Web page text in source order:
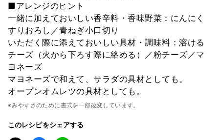
■アレンジのヒント
一緒に加えておいしい香辛料・香味野菜：にんにく
すりおろし／青ねぎ小口切り
いただく際に添えておいしい具材・調味料：溶ける
チーズ（火から下ろす際に絡める）／粉チーズ／マ
ヨネーズ
マヨネーズで和えて、サラダの具材としても。
オープンオムレツの具材としても。
※みやすさのために書式を一部改変しています。
このレシピをシェアする